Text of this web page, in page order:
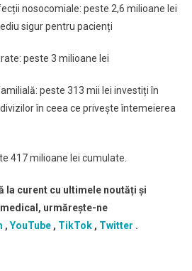
nosocomiale: peste 2,6 milioane lei
sigur pentru pacienți
peste 3 milioane lei
peste 313 mii lei investiți în
în ceea ce privește întemeierea
417 milioane lei cumulate.
la curent cu ultimele noutăți și
urmărește-ne
, YouTube, TikTok, Twitter .